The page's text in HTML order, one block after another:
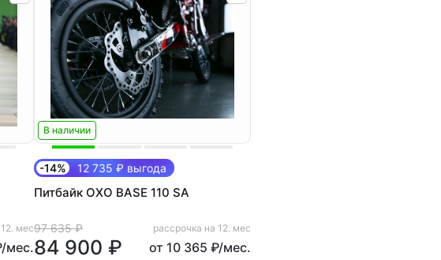
мес
мес.
В наличии
-14% 12 735 ₽ выгода
Питбайк OXO BASE 110 SA
97 635 ₽
84 900 ₽
рассрочка на 12. мес
от 10 365 ₽/мес.